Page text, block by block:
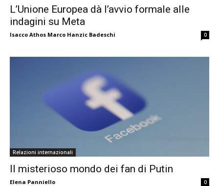
L’Unione Europea dà l’avvio formale alle
indagini su Meta
Isacco Athos Marco Hanzic Badeschi 0
Relazioni internazionali
Il misterioso mondo dei fan di Putin
Elena Panniello 0